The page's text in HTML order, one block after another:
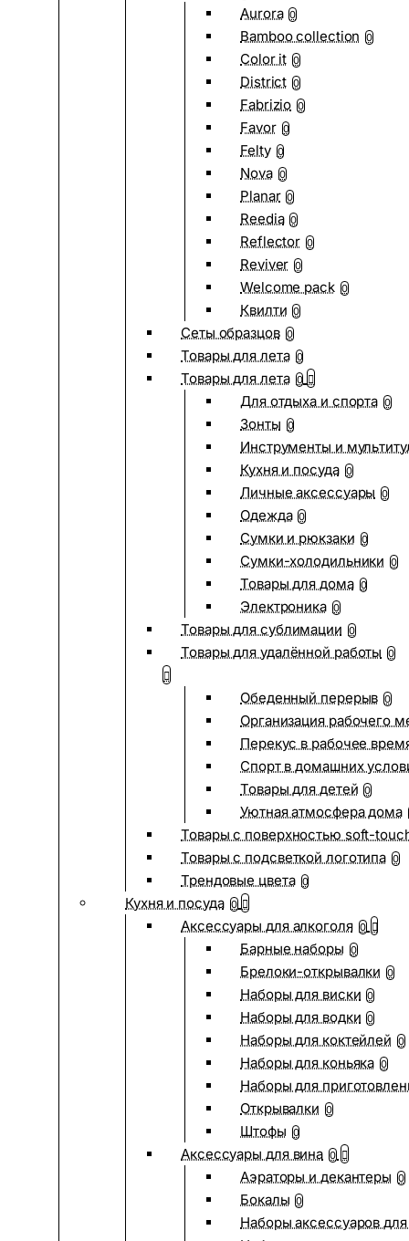
Aurora 0
Bamboo collection 0
Color it 0
District 0
Fabrizio 0
Favor 0
Felty 0
Nova 0
Planar 0
Reedia 0
Reflector 0
Reviver 0
Welcome pack 0
Квилти 0
Сеты образцов 0
Товары для лета 0
Товары для лета 0
Для отдыха и спорта 0
Зонты 0
Инструменты и
Кухня и посуда 0
Личные аксессуары 0
Одежда 0
Сумки и рюкзаки 0
Сумки-холодильники 0
Товары для дома 0
Электроника 0
Товары для сублимации 0
Товары для удалённой работы 0
Обеденный перерыв 0
Организация рабочего
Перекус в рабочее
Спорт в домашних
Товары для детей 0
Уютная атмосфера дома
Товары с поверхностью soft-
Товары с подсветкой логотипа 0
Трендовые цвета 0
Кухня и посуда 0
Аксессуары для алкоголя 0
Барные наборы 0
Брелоки-открывалки 0
Наборы для виски 0
Наборы для водки 0
Наборы для коктейлей 0
Наборы для коньяка 0
Наборы для
Открывалки 0
Штофы 0
Аксессуары для вина 0
Аэраторы и декантеры 0
Бокалы 0
Наборы аксессуаров